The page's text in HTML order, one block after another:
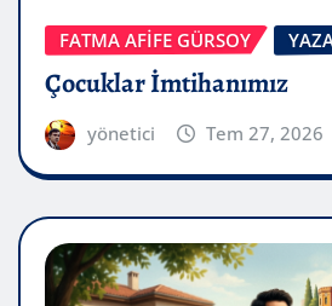
FATMA AFİFE GÜRSOY
Çocuklar İmtihanımız
yönetici Tem 27, 2026